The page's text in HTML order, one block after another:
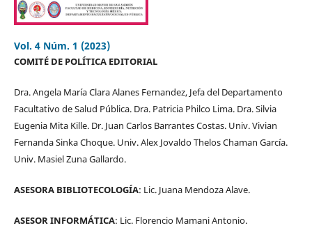
Vol. 4 Núm. 1 (2023)
COMITÉ DE POLÍTICA EDITORIAL
Dra. Angela María Clara Alanes Fernandez, Jefa del Departamento
Facultativo de Salud Pública. Dra. Patricia Philco Lima. Dra. Silvia
Eugenia Mita Kille. Dr. Juan Carlos Barrantes Costas. Univ. Vivian
Fernanda Sinka Choque. Univ. Alex Jovaldo Thelos Chaman García.
Univ. Masiel Zuna Gallardo.
ASESORA BIBLIOTECOLOGÍA: Lic. Juana Mendoza Alave.
ASESOR INFORMÁTICA: Lic. Florencio Mamani Antonio.